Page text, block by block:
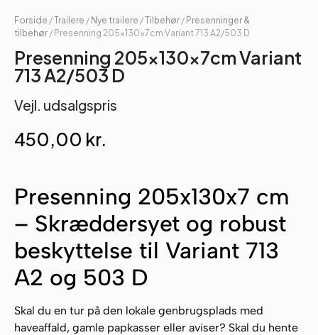
Forside /Trailere / Nye trailere /Tilbehør / Presenninger &
tilbehør / Presenning 205x130x7cm Variant 713 A2/503 D
Presenning 205x130x7cm Variant
713 A2/503 D
Vejl. udsalgspris
450,00 kr.
Presenning 205x130x7 cm
– Skræddersyet og robust
beskyttelse til Variant 713
A2 og 503 D
Skal du en tur på den lokale genbrugsplads med
haveaffald, gamle papkasser eller aviser? Skal du hente